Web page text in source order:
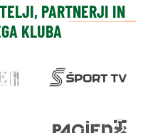
PARTNERJI IN
KLUBA